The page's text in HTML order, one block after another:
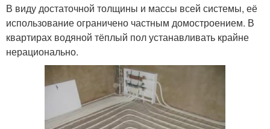
В виду достаточной толщины и массы всей системы, её
использование ограничено частным домостроением. В
квартирах водяной тёплый пол устанавливать крайне
нерационально.